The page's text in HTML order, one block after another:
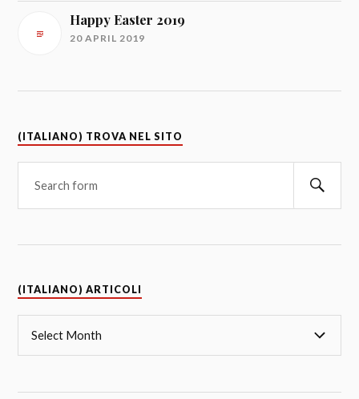
Happy Easter 2019
20 APRIL 2019
(ITALIANO) TROVA NEL SITO
(ITALIANO) ARTICOLI